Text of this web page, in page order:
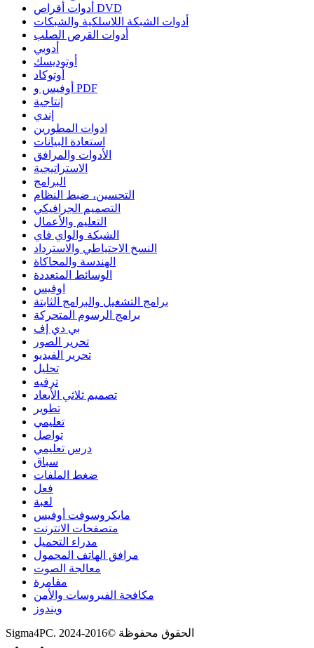
أدوات أقراص DVD
أدوات الشبكة اللاسلكية والشبكات
أدوات القرص الصلب
أدوبي
أوتوديسك
أوتوكاد
أوفيس و PDF
إنتاجية
إندي
ادوات المطورين
استعادة البيانات
الأدوات والمرافق
الاستراتيجية
البرامج
التحسين، ضبط النظام
التصميم الجرافيكي
التعليم والأعمال
الشبكة والواي فاي
النسخ الاحتياطي والاسترداد
الهندسة والمحاكاة
الوسائط المتعددة
اوفيس
برامج التشغيل والبرامج الثابتة
برامج الرسوم المتحركة
بي دي إف
تحرير الصور
تحرير الفيديو
تحليل
ترفيه
تصميم ثلاثي الأبعاد
تطوير
تعليمي
تواصل
درس تعليمي
سباق
ضغط الملفات
فعل
لعبة
مايكروسوفت أوفيس
متصفحات الانترنت
مدراء التحميل
مرافق الهاتف المحمول
معالجة الصوت
مفامرة
مكافحة الفيروسات والأمن
ويندوز
Sigma4PC. الحقوق محفوظة ©2016-2024